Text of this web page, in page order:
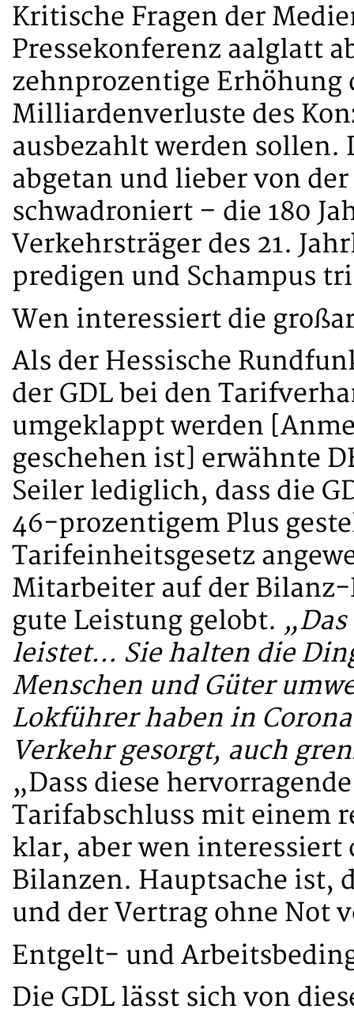
Kritische Fragen der
Pressekonferenz aalglatt
zehnprozentige
Milliardenverluste des
ausbezahlt werden sollen.
abgetan und lieber von
schwadroniert – die 180
Verkehrsträger des 21.
predigen und Schampus
Wen interessiert die
Als der Hessische
der GDL bei den
umgeklappt werden
geschehen ist] erwähnte
Seiler lediglich, dass die
46-prozentigem Plus
Tarifeinheitsgesetz
Mitarbeiter auf der
gute Leistung gelobt.
leistet… Sie halten die
Menschen und Güter
Lokführer haben in
Verkehr gesorgt, auch
„Dass diese
Tarifabschluss mit einem
klar, aber wen interessiert
Bilanzen. Hauptsache ist,
und der Vertrag ohne Not
Entgelt- und
Die GDL lässt sich von